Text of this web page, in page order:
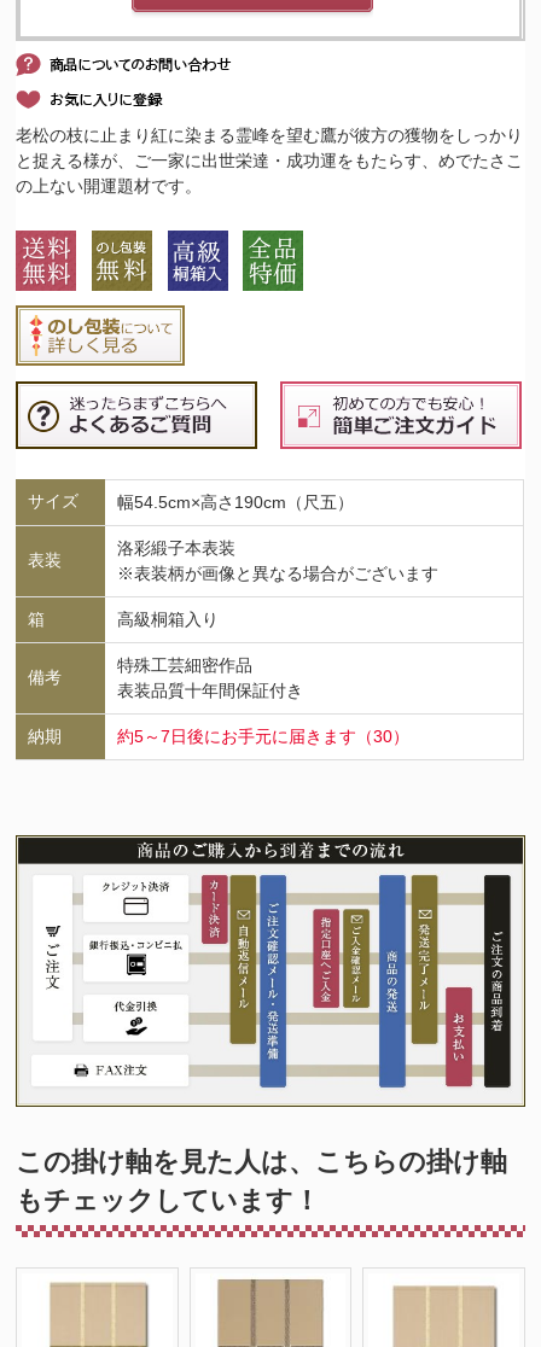
老松の枝に止まり紅に染まる霊峰を望む鷹が彼方の獲物をしっかり
と捉える様が、ご一家に出世栄達・成功運をもたらす、めでたさこ
の上ない開運題材です。
サイズ 幅54.5cm×高さ190cm（尺五）
表装
洛彩緞子本表装
※表装柄が画像と異なる場合がございます
箱 高級桐箱入り
備考
特殊工芸細密作品
表装品質十年間保証付き
納期 約5～7日後にお手元に届きます（30）
この掛け軸を見た人は、こちらの掛け軸
もチェックしています！